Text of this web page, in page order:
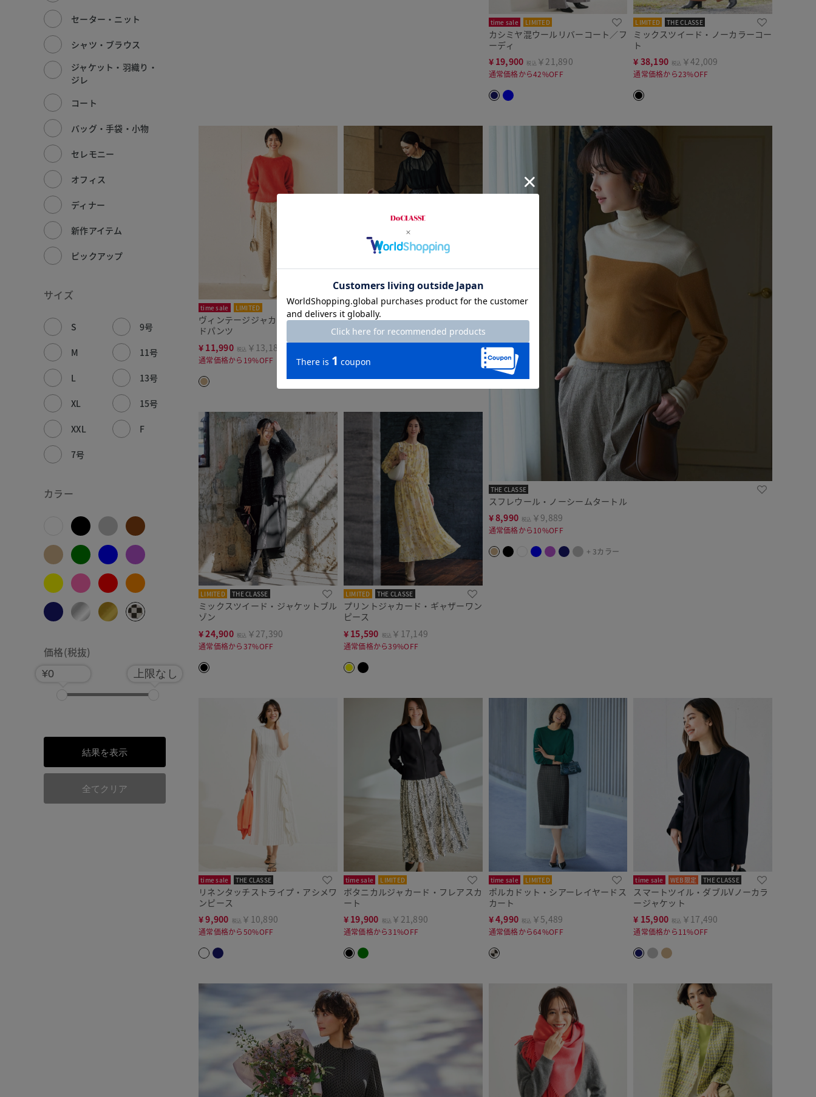
セーター・ニット
シャツ・ブラウス
ジャケット・羽織り・
ジレ
コート
バッグ・手袋・小物
セレモニー
オフィス
ディナー
新作アイテム
ピックアップ
サイズ
S
M
L
XL
XXL
7号
9号
11号
13号
15号
F
カラー
価格(税抜)
¥0 上限なし
結果を表示
全てクリア
time sale LIMITED
カシミヤ混ウールリバーコート／フ
ーディ
¥ 19,900 税込 ￥21,890
通常価格から42%OFF
LIMITED THE CLASSE
ミックスツイード・ノーカラーコー
ト
¥ 38,190 税込 ￥42,009
通常価格から23%OFF
time sale LIMITED
ヴィンテージジャカード・テーパー
ドパンツ
¥ 11,990 税込 ￥13,189
通常価格から19%OFF
THE CLASSE
レオパードジャカード・タックフレ
アスカート
通常価格から49%OFF
THE CLASSE
スフレウール・ノーシームタートル
¥8,990 税込 ￥9,889
通常価格から10%OFF
+ 3カラー
LIMITED THE CLASSE
ミックスツイード・ジャケットブル
ゾン
¥24,900 税込 ￥27,390
通常価格から37%OFF
LIMITED THE CLASSE
プリントジャカード・ギャザーワン
ピース
¥ 15,590 税込 ￥17,149
通常価格から39%OFF
time sale THE CLASSE
リネンタッチストライプ・アシメワ
ンピース
¥9,900 税込 ￥10,890
通常価格から50%OFF
time sale LIMITED
ボタニカルジャカード・フレアスカ
ート
¥ 19,900 税込 ￥21,890
通常価格から31%OFF
time sale LIMITED
ポルカドット・シアーレイヤードス
カート
¥4,990 税込 ￥5,489
通常価格から64%OFF
time sale WEB限定 THE CLASSE
スマートツイル・ダブルVノーカラ
ージャケット
¥ 15,900 税込 ￥17,490
通常価格から11%OFF